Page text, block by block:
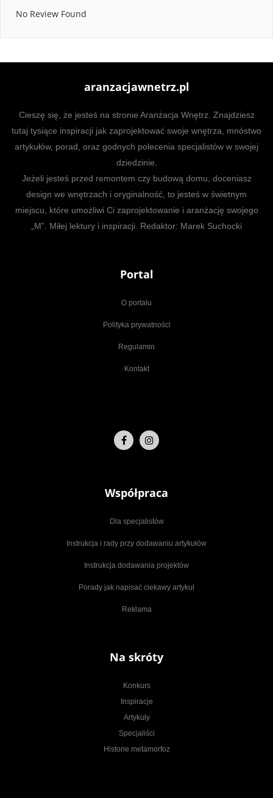
No Review Found
aranzacjawnetrz.pl
Cieszę się, że jesteś na stronie Aranżacja Wnętrz. Znajdziesz
tutaj tysiące inspiracji jak zaprojektować swoje wnętrza, mnóstwo
artykułów, porad, oraz godnych polecenia specjalistów w swojej
dziedzinie.
Jeżeli jesteś przed remontem czy budową domu, doceniasz
design we wnętrzach i oryginalność, to jesteś w świetnym
miejscu, które umożliwi Ci zaprojektowanie i aranżację swojego
„M”. Miłej lektury i inspiracji. Redaktor: Marek Suchocki
Portal
O portalu
Polityka prywatności
Regulamin
Kontakt
Współpraca
Dla specjalistów
Instrukcja i rady przy dodawaniu artykułów
Instrukcja dodawania projektów
Porady jak napisać ciekawy artykuł
Reklama
Na skróty
Konkurs
Inspiracje
Artykuły
Specjaliści
Historie metamorfoz